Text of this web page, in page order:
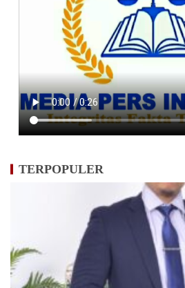
TERPOPULER